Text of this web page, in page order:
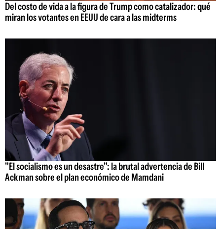
Del costo de vida a la figura de Trump como catalizador: qué
miran los votantes en EEUU de cara a las midterms
"El socialismo es un desastre": la brutal advertencia de Bill
Ackman sobre el plan económico de Mamdani